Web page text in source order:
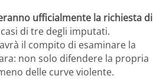
ufficialmente la richiesta di
di tre degli imputati.
il compito di esaminare la
non solo difendere la propria
delle curve violente.